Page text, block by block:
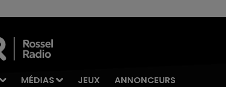
MÉDIAS JEUX ANNONCEURS